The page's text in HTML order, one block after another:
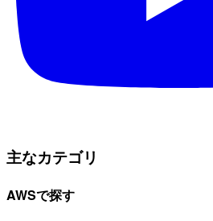
主なカテゴリ
AWSで探す